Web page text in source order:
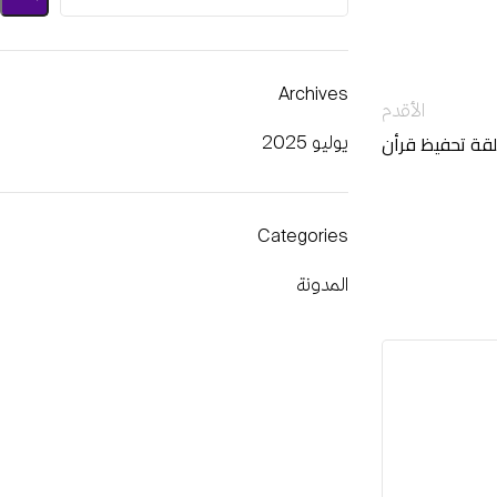
الأقدم
تحفيظ قرأن
Archives
يوليو 2025
Categories
المدونة